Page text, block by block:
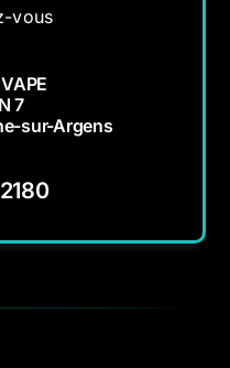
vous
7
sur-Argens